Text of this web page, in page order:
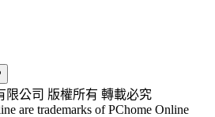
限公司 版權所有 轉載必究
are trademarks of PChome Online